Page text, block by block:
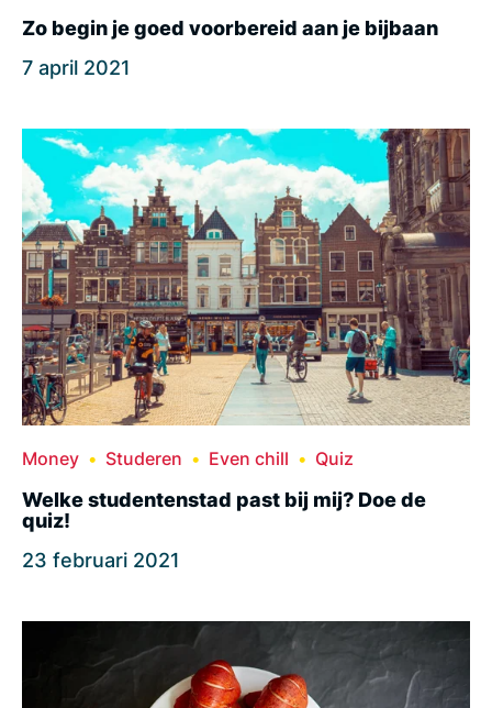
Zo begin je goed voorbereid aan je bijbaan
7 april 2021
Money Studeren Even chill Quiz
Welke studentenstad past bij mij? Doe de
quiz!
23 februari 2021